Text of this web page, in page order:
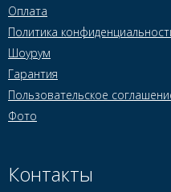
Оплата
Политика
Шоурум
Гарантия
Пользовательское
Фото
Контакты